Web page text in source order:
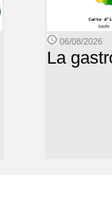
06/08/2026
La